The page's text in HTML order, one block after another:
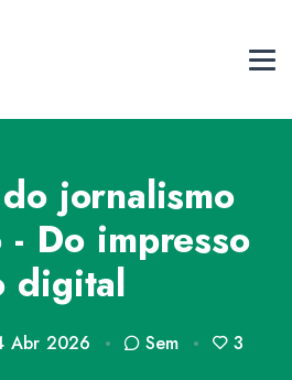
jornalismo
Do impresso
digital
Abr 2026 Sem 3